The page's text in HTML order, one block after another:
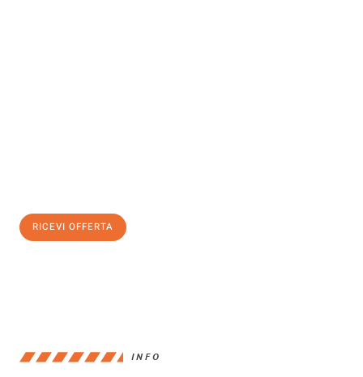
RICEVI OFFERTA
INFO